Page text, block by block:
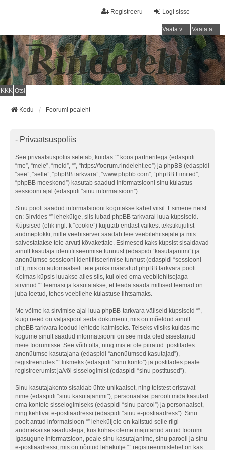
Logi sisse
Registreeru
Vaata vastamata teemasi Vaata aktiivseid teemasid
KKK Otsi
Kodu Foorumi pealeht
- Privaatsuspoliis
See privaatsuspoliis seletab, kuidas “” koos partneritega (edaspidi
“me”, “meie”, “meid”, “”, “https://foorum.rindeleht.ee”) ja phpBB (edaspidi
“see”, “selle”, “phpBB tarkvara”, “www.phpbb.com”, “phpBB Limited”,
“phpBB meeskond”) kasutab saadud informatsiooni sinu külastus
sessiooni ajal (edaspidi “sinu informatsioon”).
Sinu poolt saadud informatsiooni kogutakse kahel viisil. Esimene neist
on: Sirvides “” lehekülge, siis lubad phpBB tarkvaral luua küpsiseid.
Küpsised (ehk ingl. k “cookie”) kujutab endast väikest tekstikujulist
andmeplokki, mille veebiserver saadab teie veebilehitsejale ja mis
salvestatakse teie arvuti kõvakettale. Esimesed kaks küpsist sisaldavad
ainult kasutaja identifitseerimise tunnust (edaspidi “kasutajanimi”) ja
anonüümse sessiooni identifitseerimise tunnust (edaspidi “sessiooni-
id”), mis on automaatselt teie jaoks määratud phpBB tarkvara poolt.
Kolmas küpsis luuakse alles siis, kui oled oma veebilehitsejaga
sirvinud “” teemasi ja kasutatakse, et teada saada millised teemad on
juba loetud, tehes veebilehe külastuse lihtsamaks.
Me võime ka sirvimise ajal luua phpBB-tarkvara väliseid küpsiseid “”,
kuigi need on väljaspool seda dokumenti, mis on mõeldud ainult
phpBB tarkvara loodud lehtede katmiseks. Teiseks viisiks kuidas me
kogume sinult saadud informatsiooni on see mida oled sisestanud
meie foorumisse. See võib olla, ning mis ei ole piiratud: postitades
anonüümse kasutajana (edaspidi “anonüümsed kasutajad”),
registreerudes “” liikmeks (edaspidi “sinu konto”) ja postitades peale
registreerumist ja/või sisselogimist (edaspidi “sinu postitused”).
Sinu kasutajakonto sisaldab ühte unikaalset, ning teistest eristavat
nime (edaspidi “sinu kasutajanimi”), personaalset parooli mida kasutad
oma kontole sisselogimiseks (edaspidi “sinu parool”) ja personaalset,
ning kehtivat e-postiaadressi (edaspidi “sinu e-postiaadress”). Sinu
poolt antud informatsioon “” leheküljele on kaitstud selle riigi
andmekaitse seadustega, kus kohas oleme majutanud antud foorumi.
Igasugune informatsioon, peale sinu kasutajanime, sinu parooli ja sinu
e-postiaadressi, mis on nõutud lehekülje “” registreerimislehel on kas